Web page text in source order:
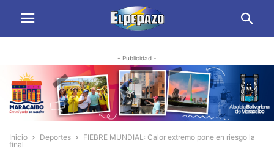
- Publicidad -
Inicio Deportes
FIEBRE MUNDIAL: Calor extremo pone en riesgo la
final